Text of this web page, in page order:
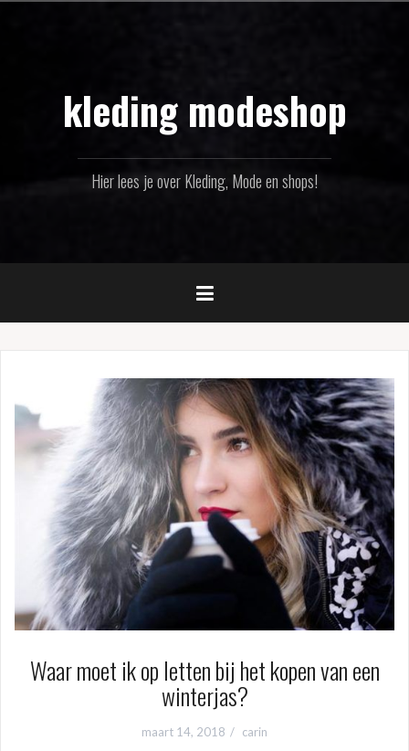
kleding modeshop
Hier lees je over Kleding, Mode en shops!
Waar moet ik op letten bij het kopen van een
winterjas?
maart 14, 2018 carin